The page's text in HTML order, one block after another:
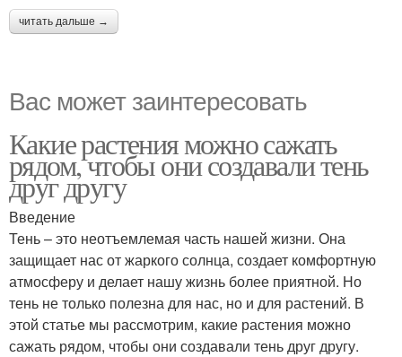
читать дальше →
Вас может заинтересовать
Какие растения можно сажать
рядом, чтобы они создавали тень
друг другу
Введение
Тень – это неотъемлемая часть нашей жизни. Она
защищает нас от жаркого солнца, создает комфортную
атмосферу и делает нашу жизнь более приятной. Но
тень не только полезна для нас, но и для растений. В
этой статье мы рассмотрим, какие растения можно
сажать рядом, чтобы они создавали тень друг другу.